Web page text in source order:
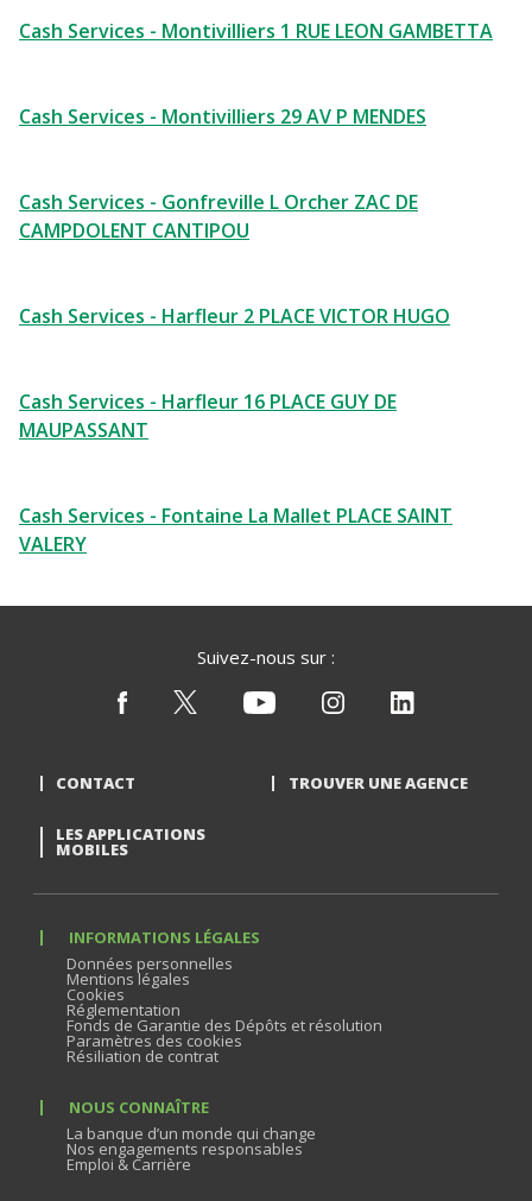
Cash Services - Montivilliers 1 RUE LEON GAMBETTA
Cash Services - Montivilliers 29 AV P MENDES
Cash Services - Gonfreville L Orcher ZAC DE
CAMPDOLENT CANTIPOU
Cash Services - Harfleur 2 PLACE VICTOR HUGO
Cash Services - Harfleur 16 PLACE GUY DE
MAUPASSANT
Cash Services - Fontaine La Mallet PLACE SAINT
VALERY
Suivez-nous sur :
CONTACT TROUVER UNE AGENCE
LES APPLICATIONS
MOBILES
INFORMATIONS LÉGALES
Données personnelles
Mentions légales
Cookies
Réglementation
Fonds de Garantie des Dépôts et résolution
Paramètres des cookies
Résiliation de contrat
NOUS CONNAÎTRE
La banque d’un monde qui change
Nos engagements responsables
Emploi & Carrière